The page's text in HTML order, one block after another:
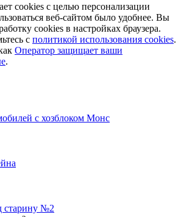
cookies с целью персонализации
веб-сайтом было удобнее. Вы
сookies в настройках браузера.
с политикой использования cookies.
Оператор защищает ваши
.
с хозблоком Монс
старину №2